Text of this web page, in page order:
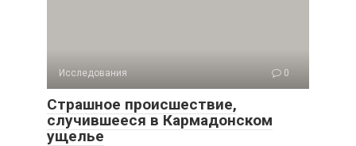
Исследования 0
Страшное происшествие,
случившееся в Кармадонском
ущелье